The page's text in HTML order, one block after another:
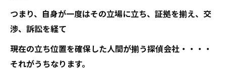
つまり、自身が一度はその立場に立ち、証拠を揃え、交
渉、訴訟を経て
現在の立ち位置を確保した人間が揃う探偵会社・・・・
それがうちなります。